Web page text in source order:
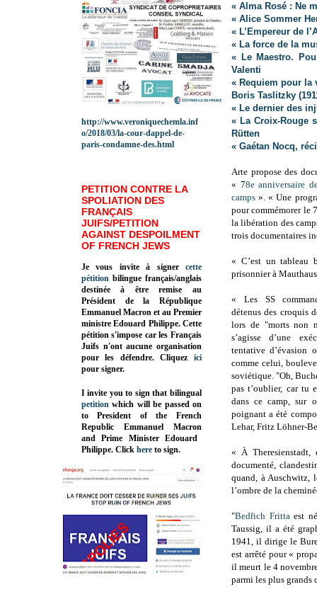
« Alma Rosé : Ne
« Alice Sommer
« L’Empereur de
« La force de la
« Le Maestro.
Valenti
« Requiem pour la
Boris Taslitzky
« Le dernier des
« La Croix-Rouge
Rütten
« Gaétan Nocq,
Arte propose des
« 78e anniversaire
camps ». « Une
pour commémorer le
la libération des
trois documentaires
« C’est un tableau
prisonnier à
« Les SS
détenus des croquis
lors de "morts non
s’agisse d’une
tentative d’évasion
comme celui,
soviétique. "Oh,
pas t’oublier, car tu
dans ce camp, sur
poignant a été
Lehar, Fritz Löhner-
« À
documenté,
quand, à Auschwitz,
l’ombre de la
"Bedřich Frittaest
Taussig, il a été
1941, il dirige le
est arrêté pour «
il meurt le 4
parmi les plus grands
http://www.veroniquechemla.inf
o/2018/03/la-cour-dappel-de-
paris-condamne-des.html
PETITION CONTRE LA
SPOLIATION DES
FRANÇAIS
JUIFS/PETITION
AGAINST DESPOILMENT
OF FRENCH JEWS
Je vous invite à signer cette
pétition bilingue français/anglais
destinée à être remise au
Président de la République
Emmanuel Macron et au Premier
ministre Edouard Philippe. Cette
pétition s'impose car les Français
Juifs n'ont aucune organisation
pour les défendre. Cliquez
ici
pour signer.
I invite you to sign that bilingual
petition which will be passed on
to President of the French
Republic Emmanuel Macron
and Prime MinisterEdouard
Philippe. Click here to sign.